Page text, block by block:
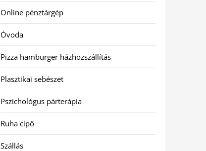
Online pénztárgép
Óvoda
Pizza hamburger házhozszállítás
Plasztikai sebészet
Pszichológus párterápia
Ruha cipő
Szállás